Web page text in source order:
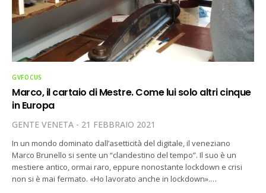
GVFOCUS
Marco, il cartaio di Mestre. Come lui solo altri cinque
in Europa
GENTE VENETA 21 FEBBRAIO 2021
In un mondo dominato dall’asetticità del digitale, il veneziano
Marco Brunello si sente un “clandestino del tempo”. Il suo è un
mestiere antico, ormai raro, eppure nonostante lockdown e crisi
non si è mai fermato. «Ho lavorato anche in lockdown».…